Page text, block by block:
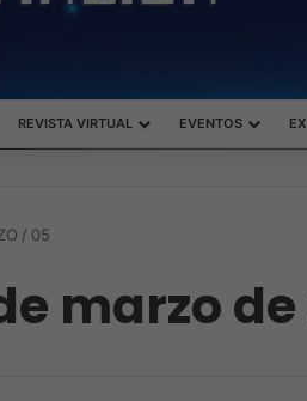
REVISTA VIRTUAL EVENTOS
/ 05
marzo